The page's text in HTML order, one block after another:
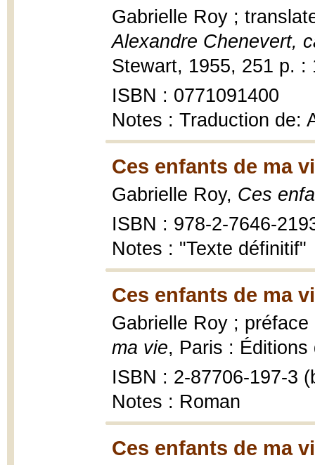
Gabrielle Roy ;
Alexandre Chenevert,
Stewart, 1955, 251 p. :
ISBN : 0771091400
Notes : Traduction de:
Ces enfants de ma
Gabrielle Roy, Ces
ISBN : 978-2-7646-
Notes : "Texte définitif"
Ces enfants de ma
Gabrielle Roy ;
ma vie, Paris :
ISBN : 2-87706-197-3
Notes : Roman
Ces enfants de ma